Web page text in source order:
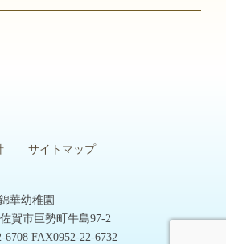
サイトマップ
華幼稚園
賀市巨勢町牛島97-2
6708 FAX0952-22-6732